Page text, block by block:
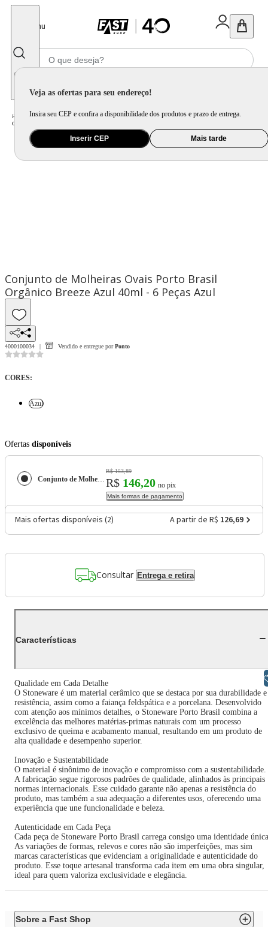
Menu
Veja as ofertas para seu endereço!
Insira seu CEP e confira a disponibilidade dos produtos e prazo de entrega.
Inserir CEP Mais tarde
Home Utilidade Doméstica Mesa / Servir
/
Conjunto de Molheiras Ovais Porto Brasil Orgânico Breeze Azul 40ml - 6 Peças
Conjunto de Molheiras Ovais Porto Brasil
Orgânico Breeze Azul 40ml - 6 Peças Azul
4000100034 Vendido e entregue por Ponto
CORES:
Azul
Ofertas disponíveis
Conjunto de Molheiras Ovais Porto Brasil Orgânico Breeze Azul 40ml - 6 Peças
R$ 153,89
R$ 146,20 no pix
Mais formas de pagamento
Mais ofertas disponíveis (2) A partir de R$ 126,69
Consultar Entrega e retira
Características
Qualidade em Cada Detalhe
O Stoneware é um material cerâmico que se destaca por sua durabilidade e
resistência, assim como a faiança feldspática e a porcelana. Desenvolvido
com atenção aos mínimos detalhes, o Stoneware Porto Brasil combina a
excelência das melhores matérias-primas naturais com um processo
exclusivo de queima e acabamento manual, resultando em um produto de
alta qualidade e desempenho superior.
Inovação e Sustentabilidade
O material é sinônimo de inovação e compromisso com a sustentabilidade.
A fabricação segue rigorosos padrões de qualidade, alinhados às principais
normas internacionais. Esse cuidado garante não apenas a resistência do
produto, mas também a sua adequação a diferentes usos, oferecendo uma
experiência que une funcionalidade e beleza.
Autenticidade em Cada Peça
Cada peça de Stoneware Porto Brasil carrega consigo uma identidade
As variações de formas, relevos e cores não são imperfeições, mas sim
marcas características que evidenciam a originalidade e autenticidade do
produto. Esse toque artesanal transforma cada item em uma obra singular,
ideal para quem valoriza exclusividade e elegância.
Sobre a Fast Shop